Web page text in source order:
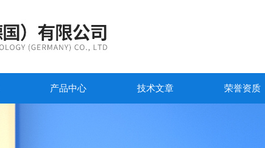
产品中心 技术文章 荣誉资质